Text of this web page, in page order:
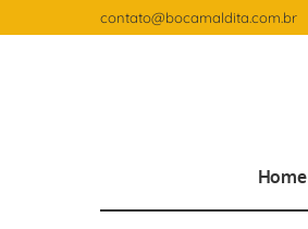
contato@bocamaldita.com.br
Home